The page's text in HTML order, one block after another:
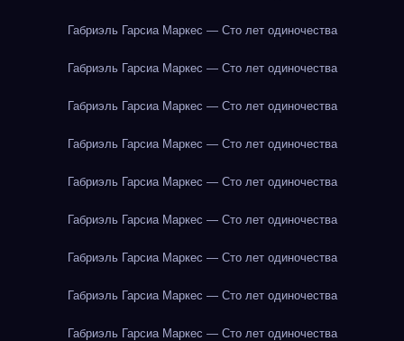
Габриэль Гарсиа Маркес — Сто лет одиночества
Габриэль Гарсиа Маркес — Сто лет одиночества
Габриэль Гарсиа Маркес — Сто лет одиночества
Габриэль Гарсиа Маркес — Сто лет одиночества
Габриэль Гарсиа Маркес — Сто лет одиночества
Габриэль Гарсиа Маркес — Сто лет одиночества
Габриэль Гарсиа Маркес — Сто лет одиночества
Габриэль Гарсиа Маркес — Сто лет одиночества
Габриэль Гарсиа Маркес — Сто лет одиночества